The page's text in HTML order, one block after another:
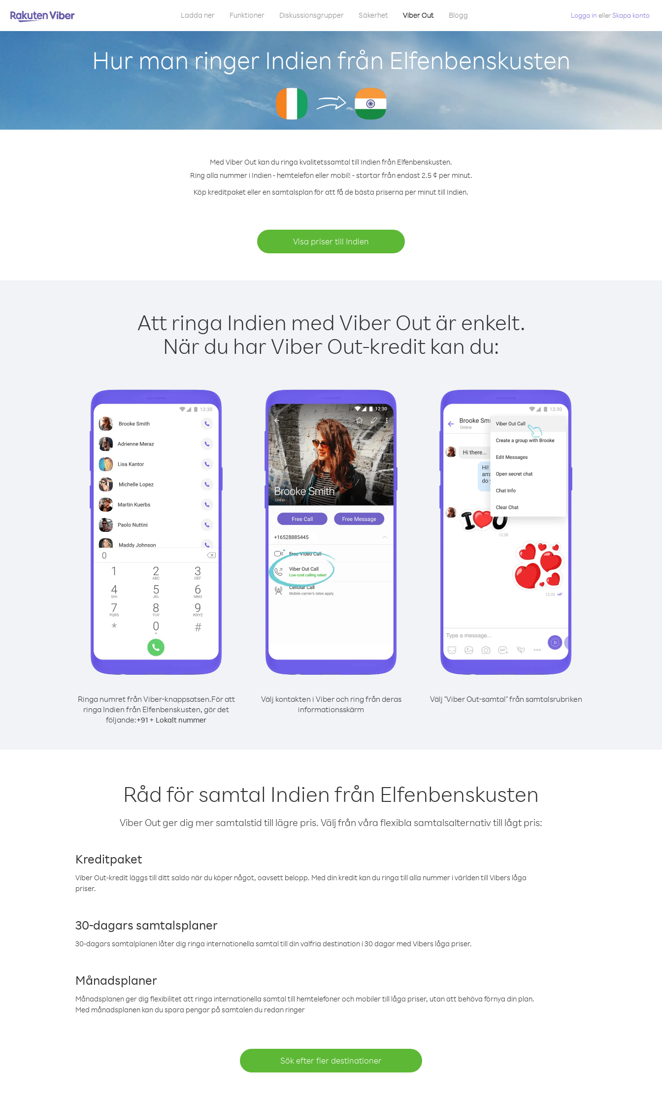
Ladda ner Funktioner Diskussionsgrupper Säkerhet Viber Out Blogg Logga in eller Skapa konto
Hur man ringer Indien från Elfenbenskusten
Med Viber Out kan du ringa kvalitetssamtal till Indien från Elfenbenskusten.
Ring alla nummer i Indien - hemtelefon eller mobil! - startar från endast 2.5 ¢ per minut.
Köp kreditpaket eller en samtalsplan för att få de bästa priserna per minut till Indien.
Visa priser till Indien
Att ringa Indien med Viber Out är enkelt.
När du har Viber Out-kredit kan du:
Ringa numret från Viber-knappsatsen.För att
ringa Indien från Elfenbenskusten, gör det
följande:+91 + Lokalt nummer
Välj kontakten i Viber och ring från deras
informationsskärm
Välj "Viber Out-samtal" från samtalsrubriken
Råd för samtal Indien från Elfenbenskusten
Viber Out ger dig mer samtalstid till lägre pris. Välj från våra flexibla samtalsalternativ till lågt pris:
Kreditpaket
Viber Out-kredit läggs till ditt saldo när du köper något, oavsett belopp. Med din kredit kan du ringa till alla nummer i världen till Vibers låga
priser.
30-dagars samtalsplaner
30-dagars samtalplanen låter dig ringa internationella samtal till din valfria destination i 30 dagar med Vibers låga priser.
Månadsplaner
Månadsplanen ger dig flexibilitet att ringa internationella samtal till hemtelefoner och mobiler till låga priser, utan att behöva förnya din plan.
Med månadsplanen kan du spara pengar på samtalen du redan ringer
Sök efter fler destinationer